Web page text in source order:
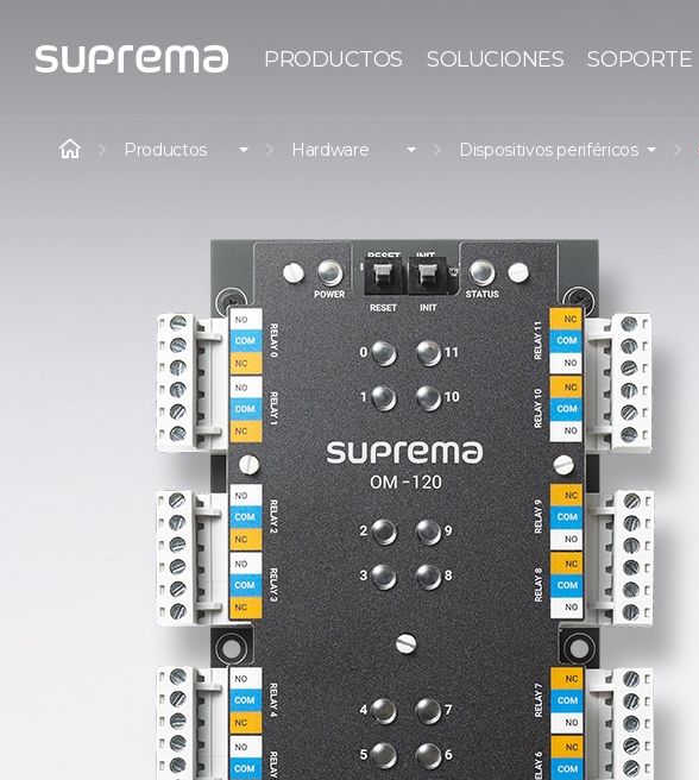
PRODUCTOS SOLUCIONES SOPORTE
Productos Hardware Dispositivos periféricos